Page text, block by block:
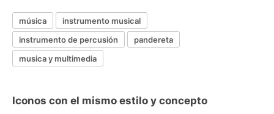
música
instrumento musical
instrumento de percusión
pandereta
musica y multimedia
Iconos con el mismo estilo y concepto